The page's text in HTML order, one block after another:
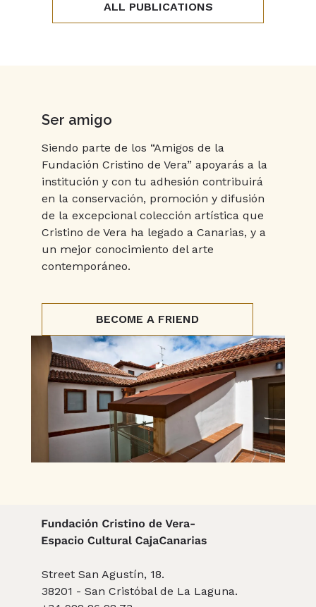
ALL PUBLICATIONS
Ser amigo
Siendo parte de los “Amigos de la
Fundación Cristino de Vera” apoyarás a la
institución y con tu adhesión contribuirá
en la conservación, promoción y difusión
de la excepcional colección artística que
Cristino de Vera ha legado a Canarias, y a
un mejor conocimiento del arte
contemporáneo.
BECOME A FRIEND
Street San Agustín, 18.
38201 - San Cristóbal de La Laguna.